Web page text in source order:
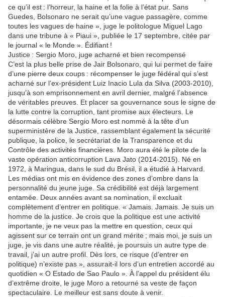
ce qu’il est : l’horreur, la haine et la folie à l’état pur. Sans
Guedes, Bolsonaro ne serait qu’une vague passagère, comme
toutes les vagues de haine », juge le politologue Miguel Lago
dans une tribune à « Piaui », publiée le 17 septembre, citée par
le journal « le Monde ». Édifiant !
Justice : Sergio Moro, juge acharné et bien recompensé
C’est la plus belle prise de Jair Bolsonaro, qui lui permet de faire
d’une pierre deux coups : récompenser le juge fédéral qui s’est
acharné sur l’ex-président Luiz Inacio Lula da Silva (2003-2010),
jusqu’à son emprisonnement en avril dernier, malgré l’absence
de véritables preuves. Et placer sa gouvernance sous le signe de
la lutte contre la corruption, tant promise aux électeurs. Le
désormais célèbre Sergio Moro est nommé à la tête d’un
superministère de la Justice, rassemblant également la sécurité
publique, la police, le secrétariat de la Transparence et du
Contrôle des activités financières. Moro aura été le pilote de la
vaste opération anticorruption Lava Jato (2014-2015). Né en
1972, à Maringua, dans le sud du Brésil, il a étudié à Harvard.
Les médias ont mis en évidence des zones d’ombre dans la
personnalité du jeune juge. Sa crédibilité est déjà largement
entamée. Deux années avant sa nomination, il excluait
complètement d’entrer en politique. « Jamais. Jamais. Je suis un
homme de la justice. Je crois que la politique est une activité
importante, je ne veux pas la mettre en question, ceux qui
agissent sur ce terrain ont un grand mérite ; mais moi, je suis un
juge, je vis dans une autre réalité, je poursuis un autre type de
travail, j’ai un autre profil. Dès lors, ce risque (d’entrer en
politique) n’existe pas », assurait-il lors d’un entretien accordé au
quotidien « O Estado de Sao Paulo ». À l’appel du président élu
d’extrême droite, le juge Moro a retourné sa veste de façon
spectaculaire. Le meilleur est sans doute à venir.